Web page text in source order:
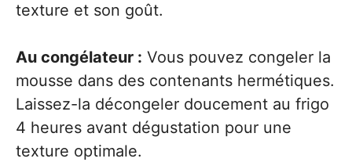
texture et son goût.
Au congélateur : Vous pouvez congeler la
mousse dans des contenants hermétiques.
Laissez-la décongeler doucement au frigo
4 heures avant dégustation pour une
texture optimale.